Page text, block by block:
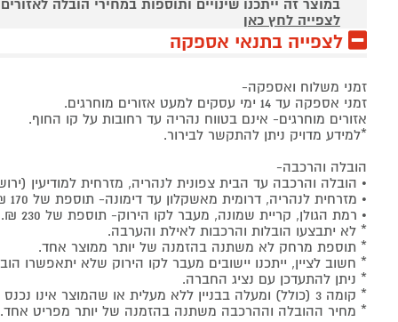
במוצר זה ייתכנו שינויים ותוספות במחירי הובלה
לצפייה לחץ כאן
לצפייה בתנאי אספקה
זמני משלוח ואספקה-
זמני אספקה עד 14 ימי עסקים למעט אזורים מוחרגים.
אזורים מוחרגים- אינם בטווח נהריה עד רחובות על קו החוף.
*למידע מדויק ניתן להתקשר לבירור.
הובלה והרכבה-
• הובלה והרכבה עד הבית צפונית לנהריה, מזרחית למודיעין
• מזרחית לנהריה, דרומית מאשקלון עד דימונה- תוספת של 170 ₪.
• רמת הגולן, קריית שמונה, מעבר לקו הירוק- תוספת של 230 ₪.
* לא יתבצעו הובלות והרכבות לאילת והערבה.
* תוספת מרחק לא משתנה בהזמנה של יותר ממוצר אחד.
* חשוב לציין, ייתכנו יישובים מעבר לקו הירוק שלא
* ניתן להתעדכן עם נציג החברה.
* קומה 3 (כולל) ומעלה בבניין ללא מעלית או שהמוצר אינו נכנס במעלית, יחול חיוב על הלקוח של 50₪ לכל קומה ולכל מוצר.
* מחיר ההובלה וההרכבה משתנה בהזמנה של יותר מפריט אחד.